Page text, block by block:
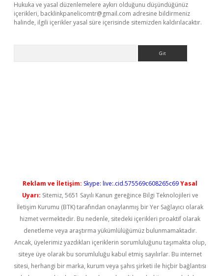
Hukuka ve yasal düzenlemelere aykırı olduğunu düşündüğünüz
içerikleri, backlinkpanelicomtr@gmail.com adresine bildirmeniz
halinde, ilgili içerikler yasal süre içerisinde sitemizden kaldırılacaktır.
Reklam ve İletişim: Skype: live:.cid.575569c608265c69Yasal
Uyarı: Sitemiz, 5651 Sayılı Kanun gereğince Bilgi Teknolojileri ve
İletişim Kurumu (BTK) tarafından onaylanmış bir Yer Sağlayıcı olarak
hizmet vermektedir. Bu nedenle, sitedeki içerikleri proaktif olarak
denetleme veya araştırma yükümlülüğümüz bulunmamaktadır.
Ancak, üyelerimiz yazdıkları içeriklerin sorumluluğunu taşımakta olup,
siteye üye olarak bu sorumluluğu kabul etmiş sayılırlar. Bu internet
sitesi, herhangi bir marka, kurum veya şahıs şirketi ile hiçbir bağlantısı